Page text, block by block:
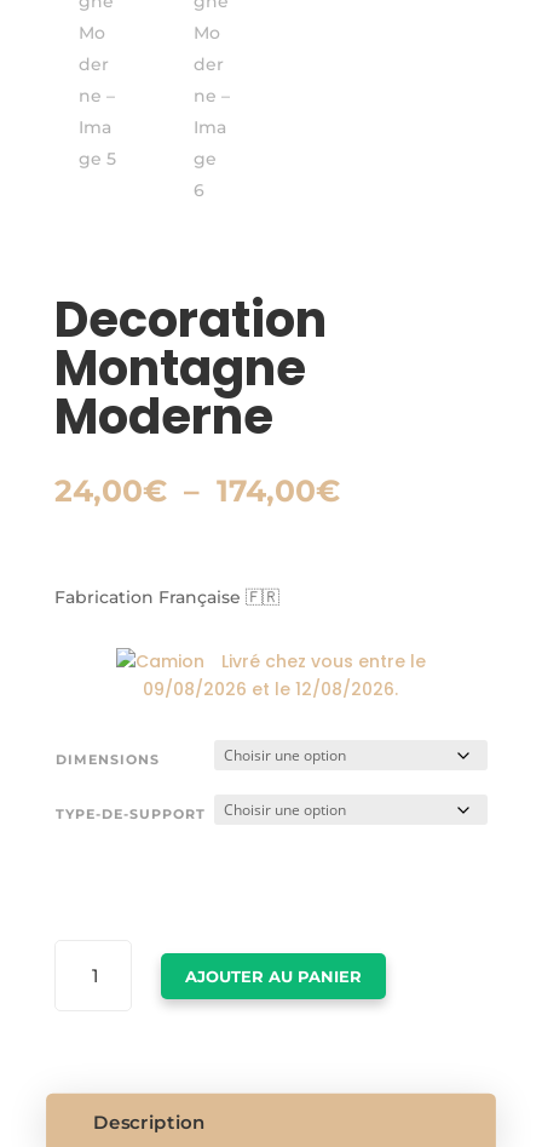
Decoration
Montagne
Moderne
24,00€ – 174,00€Plage
Fabrication Française 🇫🇷
Livré chez vous entre le
09/08/2026 et le12/08/2026.
DIMENSIONS
TYPE-DE-SUPPORT
AJOUTER AU PANIER
Description